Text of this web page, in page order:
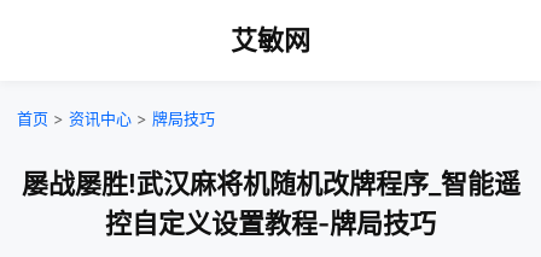
艾敏网
首页 > 资讯中心 > 牌局技巧
屡战屡胜!武汉麻将机随机改牌程序_智能遥
控自定义设置教程-牌局技巧